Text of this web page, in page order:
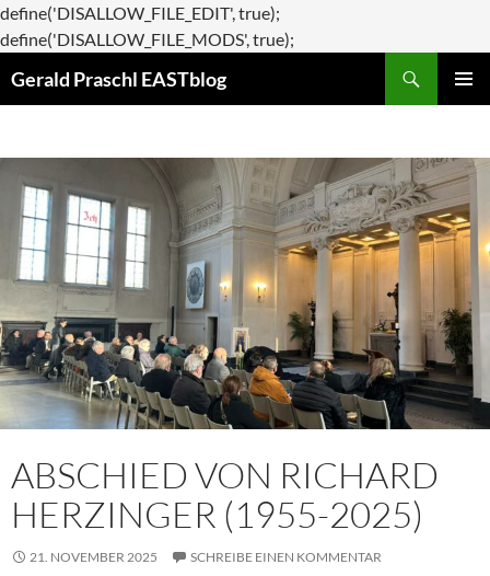
define('DISALLOW_FILE_EDIT', true);
define('DISALLOW_FILE_MODS', true);
Gerald Praschl EASTblog
ABSCHIED VON RICHARD
HERZINGER (1955-2025)
21. NOVEMBER 2025 SCHREIBE EINEN KOMMENTAR